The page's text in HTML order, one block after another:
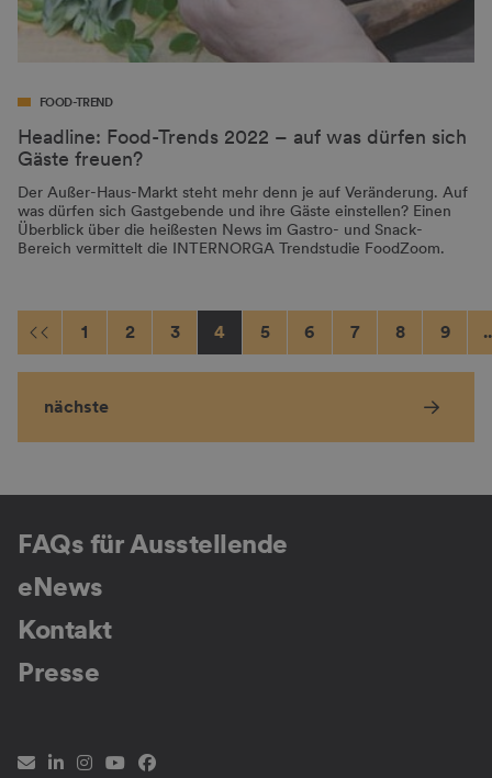
FOOD-TREND
Headline: Food-Trends 2022 – auf was dürfen sich
Gäste freuen?
Der Außer-Haus-Markt steht mehr denn je auf Veränderung. Auf
was dürfen sich Gastgebende und ihre Gäste einstellen? Einen
Überblick über die heißesten News im Gastro- und Snack-
Bereich vermittelt die INTERNORGA Trendstudie FoodZoom.
1 2 3 4 5 6 7 8 9
nächste
FAQs für Ausstellende
eNews
Kontakt
Presse
Newsletter
LinkedIn
Instagram
YouTubeFacebook